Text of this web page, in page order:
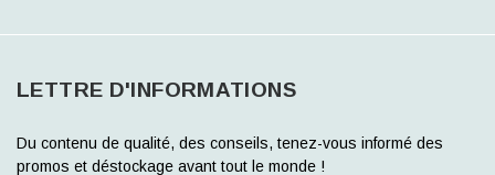
LETTRE D'INFORMATIONS
Du contenu de qualité, des conseils, tenez-vous informé des
promos et déstockage avant tout le monde !